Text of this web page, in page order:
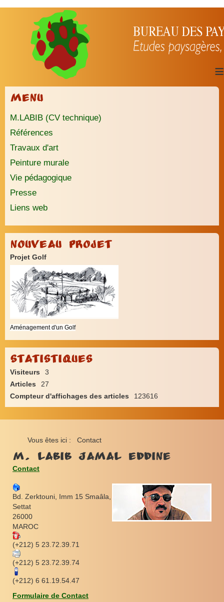
≡
Menu
M.LABIB (CV technique)
Références
Travaux d'art
Peinture murale
Vie pédagogique
Presse
Liens web
Nouveau Projet
Projet Golf
Aménagement d'un Golf
Statistiques
Visiteurs
3
Articles
27
Compteur d'affichages des articles
123616
Vous êtes ici : Contact
M. Labib Jamal eddine
Contact
Bd. Zerktouni, Imm 15 Smaâla,
Settat
26000
MAROC
(+212) 5 23.72.39.71
(+212) 5 23.72.39.74
(+212) 6 61.19.54.47
Formulaire de Contact